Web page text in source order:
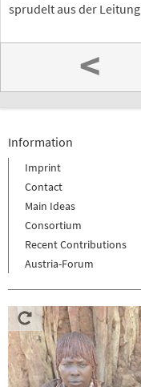
sprudelt aus der
<
Information
Imprint
Contact
Main Ideas
Consortium
Recent Contributions
Austria-Forum